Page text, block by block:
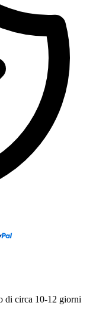
di circa 10-12 giorni